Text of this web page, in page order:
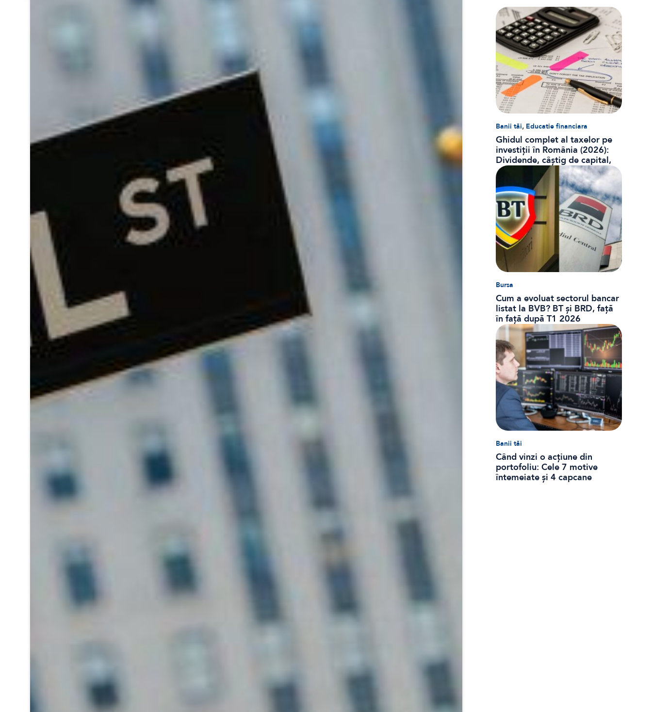
Banii tăi, Educatie financiara
Ghidul complet al taxelor pe
investiții în România (2026):
Dividende, câștig de capital,
dobânzi și CASS
Bursa
Cum a evoluat sectorul bancar
listat la BVB? BT și BRD, față
în față după T1 2026
Banii tăi
Când vinzi o acțiune din
portofoliu: Cele 7 motive
întemeiate și 4 capcane